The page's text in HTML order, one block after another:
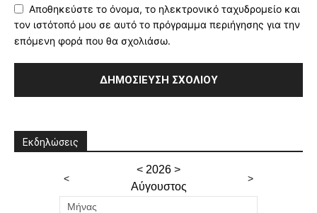
Αποθηκεύστε το όνομα, το ηλεκτρονικό ταχυδρομείο και
τον ιστότοπό μου σε αυτό το πρόγραμμα περιήγησης για την
επόμενη φορά που θα σχολιάσω.
Εκδηλώσεις
<
< 2026 >
Αύγουστος
>
Μήνας